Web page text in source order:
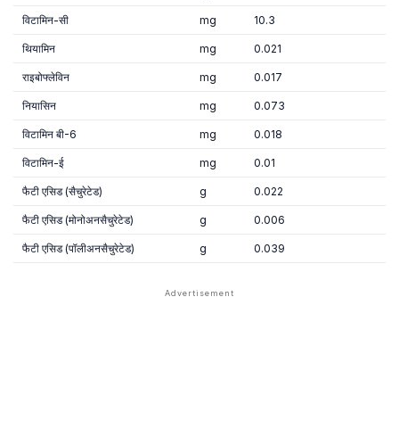
विटामिन-सी mg 10.3
थियामिन mg 0.021
राइबोफ्लेविन mg 0.017
नियासिन mg 0.073
विटामिन बी-6 mg 0.018
विटामिन-ई mg 0.01
फैटी एसिड (सैचुरेटेड) g 0.022
फैटी एसिड (मोनोअनसैचुरेटेड) g 0.006
फैटी एसिड (पॉलीअनसैचुरेटेड) g 0.039